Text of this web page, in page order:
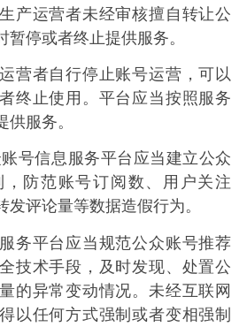
产运营者未经审核擅自转让公
停或者终止提供服务。
者自行停止账号运营，可以
终止使用。平台应当按照服务
服务。
信息服务平台应当建立公众
防范账号订阅数、用户关注
发评论量等数据造假行为。
平台应当规范公众账号推荐
技术手段，及时发现、处置公
的异常变动情况。未经互联网
以任何方式强制或者变相强制